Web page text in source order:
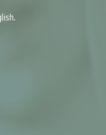
.